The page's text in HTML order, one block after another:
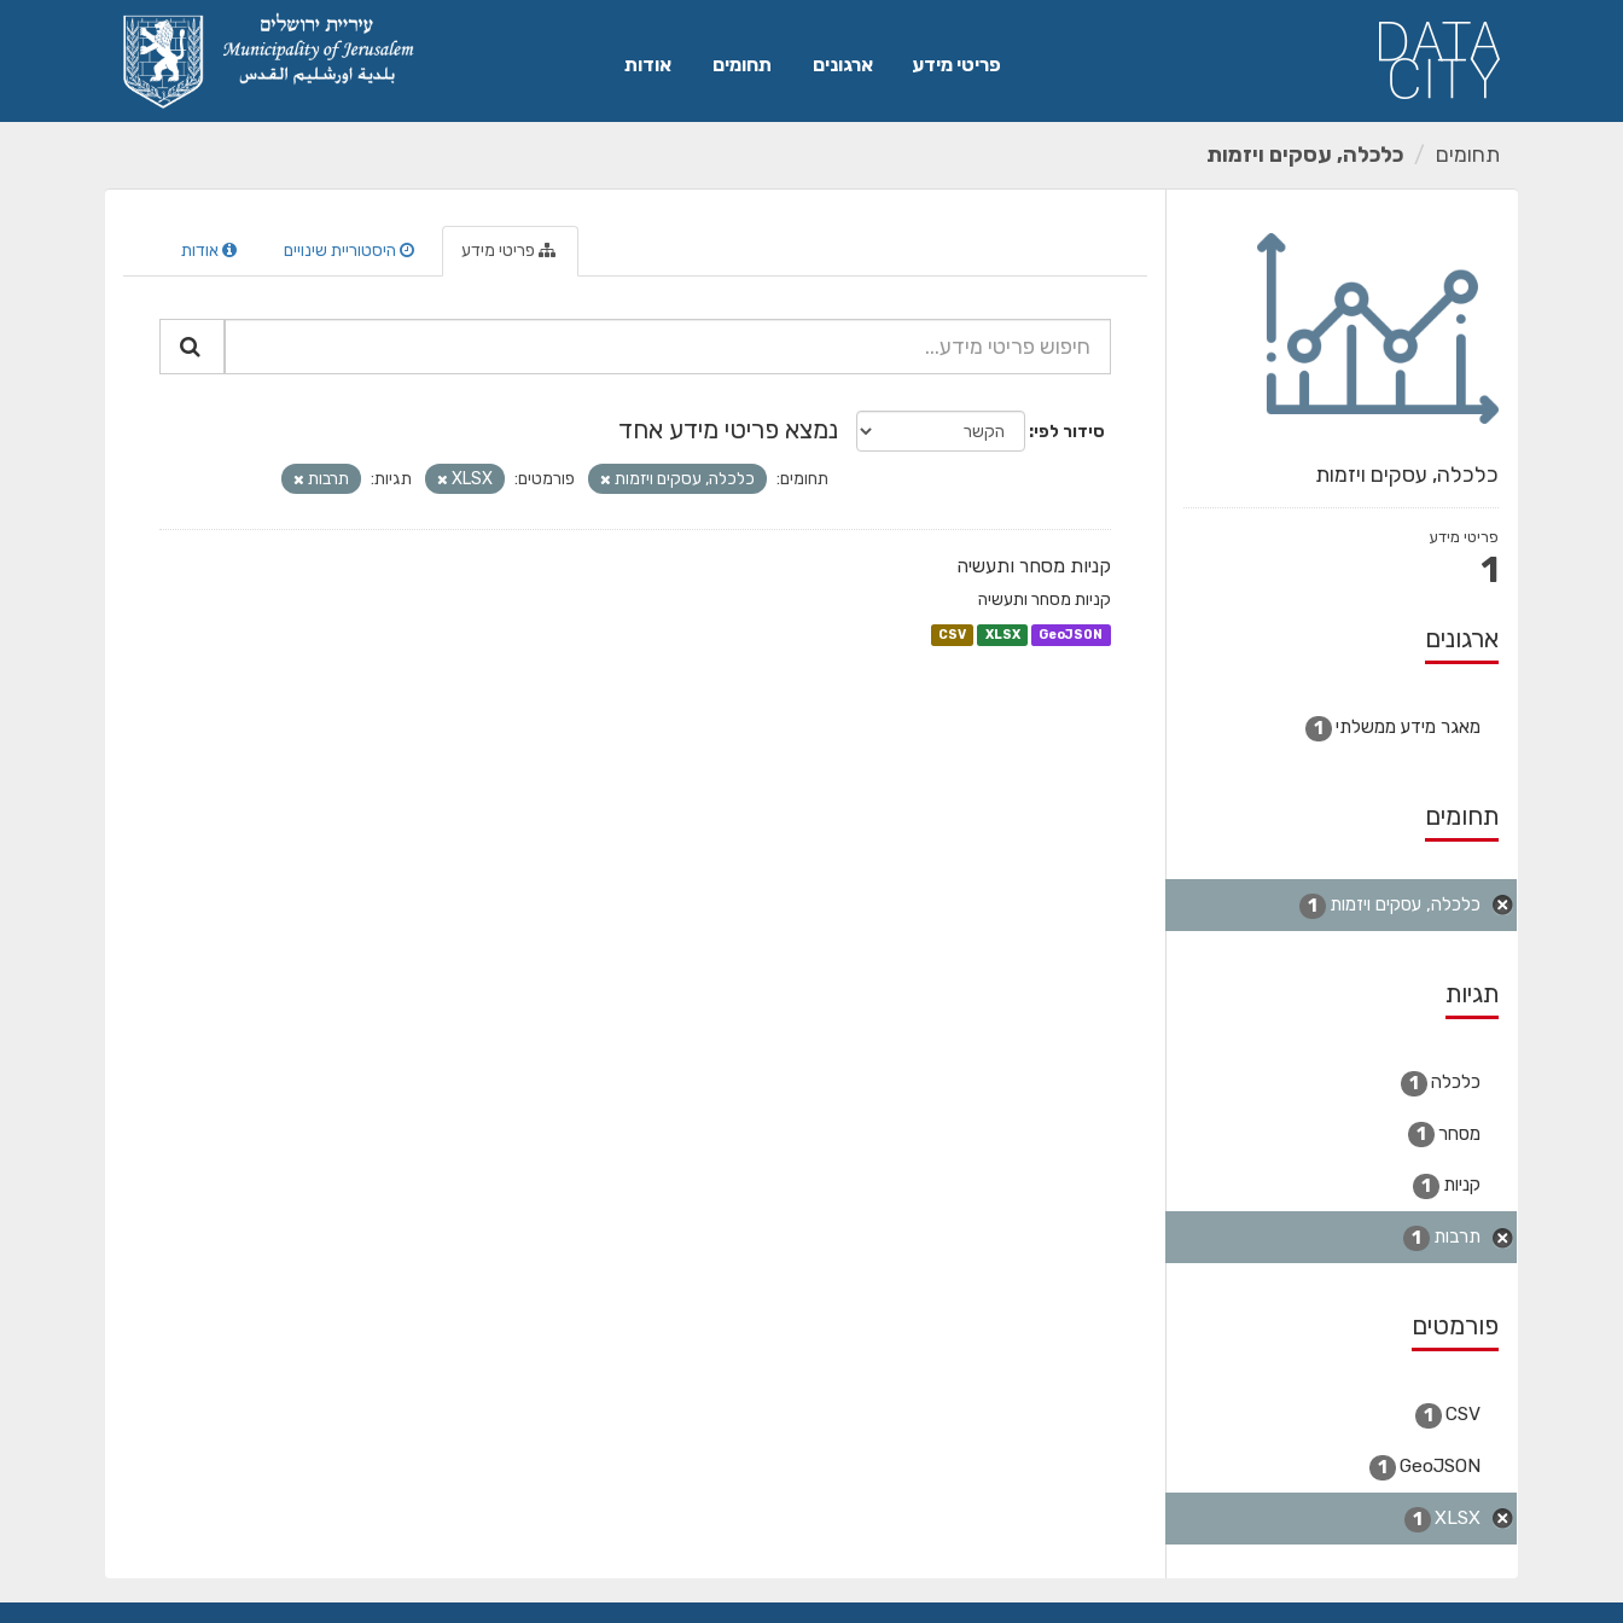
פריטי מידע ארגונים תחומים אודות
תחומים כלכלה, עסקים ויזמות
כלכלה, עסקים ויזמות
פריטי מידע
1
ארגונים
מאגר מידע ממשלתי 1
תחומים
כלכלה, עסקים ויזמות 1
תגיות
כלכלה 1
מסחר 1
קניות 1
תרבות 1
פורמטים
CSV
1
GeoJSON
1
XLSX
1
פריטי מידע היסטוריית שינויים אודות
סידור לפי נמצא פריטי מידע אחד
תחומים: כלכלה, עסקים ויזמות פורמטים: XLSX תגיות: תרבות
קניות מסחר ותעשיה
קניות מסחר ותעשיה
CSV XLSX GeoJSON